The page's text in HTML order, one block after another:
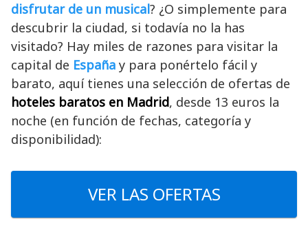
disfrutar de un musical? ¿O simplemente para
descubrir la ciudad, si todavía no la has
visitado? Hay miles de razones para visitar la
capital de España y para ponértelo fácil y
barato, aquí tienes una selección de ofertas de
hoteles baratos en Madrid, desde 13 euros la
noche (en función de fechas, categoría y
disponibilidad):
VER LAS OFERTAS